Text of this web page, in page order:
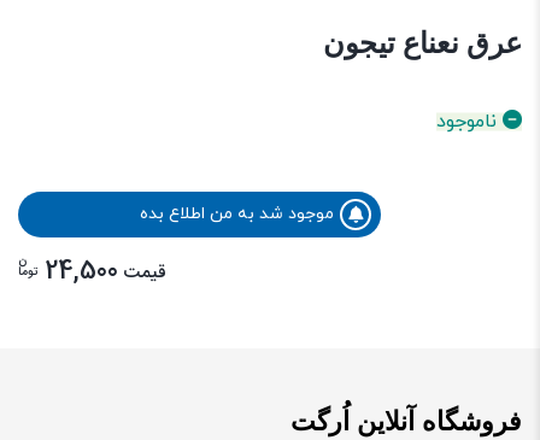
عرق نعناع تیجون
ناموجود
موجود شد به من اطلاع بده
قیمت 24,500 توما
ن
فروشگاه آنلاین اُرگت